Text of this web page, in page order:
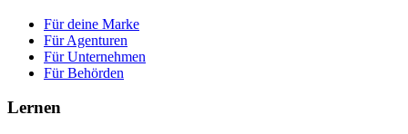
Für deine Marke
Für Agenturen
Für Unternehmen
Für Behörden
Lernen